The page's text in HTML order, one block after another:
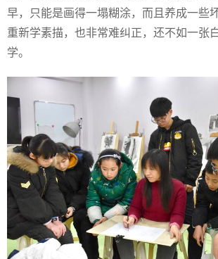
早，只能是画得一塌糊涂，而且养成一些
重新学素描，也非常难纠正，还不如一张
学。